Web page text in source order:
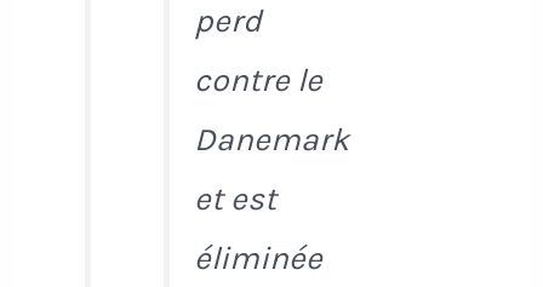
perd
contre le
Danemark
et est
éliminée